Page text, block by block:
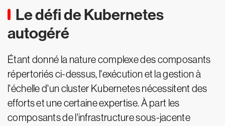
Le défi de Kubernetes
autogéré
Étant donné la nature complexe des composants
répertoriés ci-dessus, l'exécution et la gestion à
l'échelle d'un cluster Kubernetes nécessitent des
efforts et une certaine expertise. À part les
composants de l'infrastructure sous-jacente